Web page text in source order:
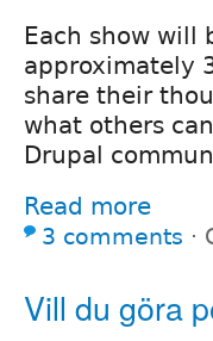
Each show will
approximately
share their
what others
Drupal
Read more
3 comments ⋅
Vill du göra